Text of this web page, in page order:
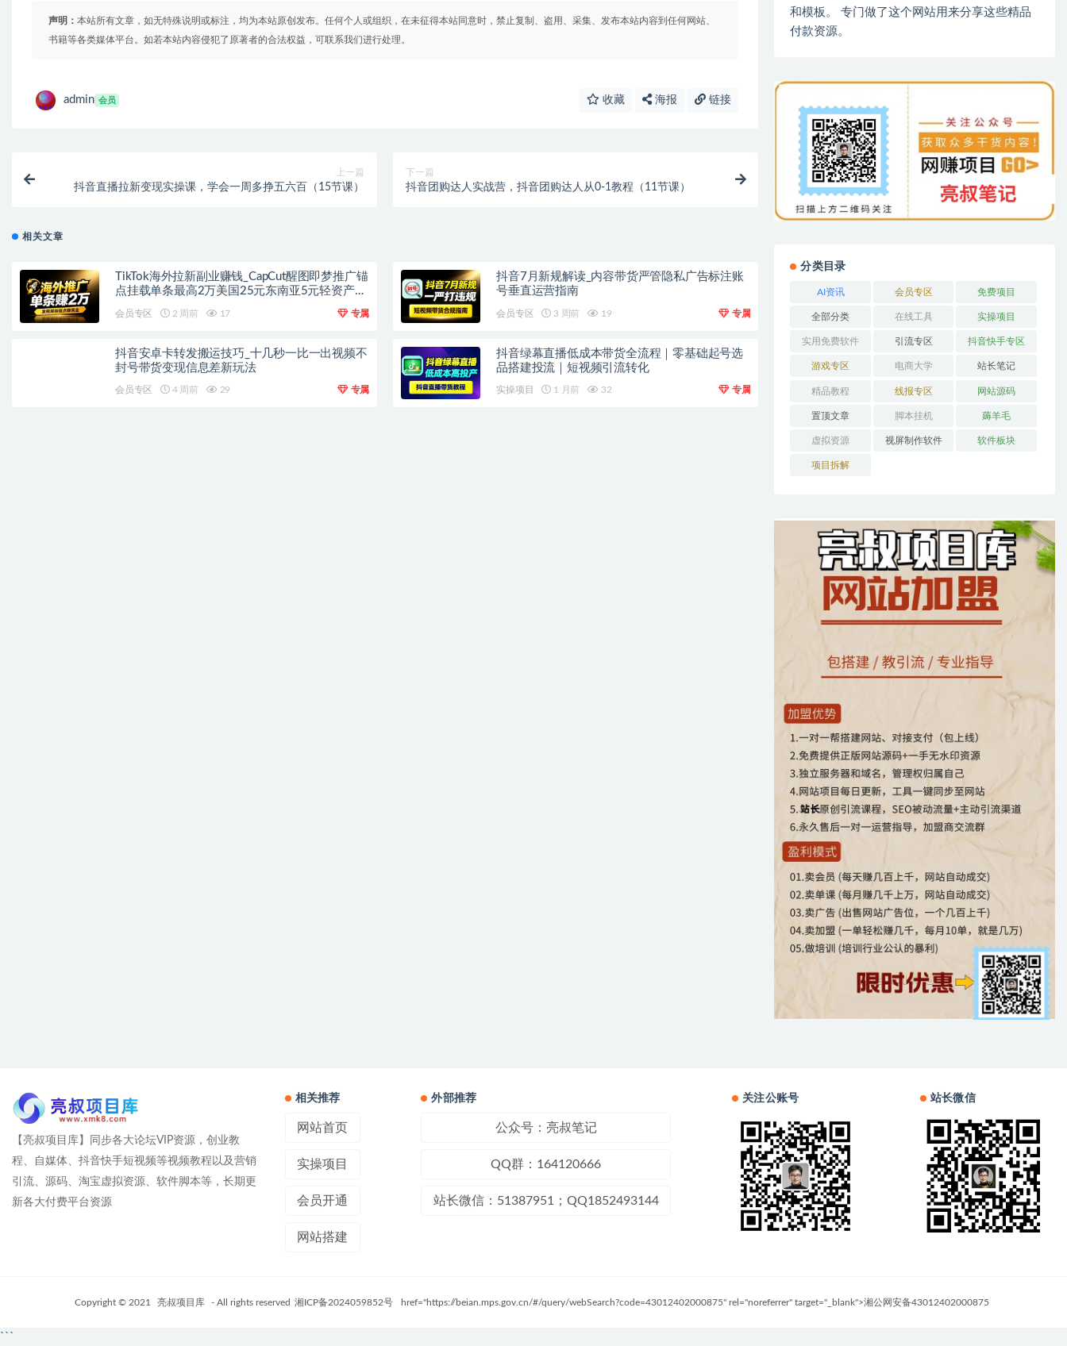
声明： 本站所有文章，如无特殊说明或标注，均为本站原创发布。任何个人或组织，在未征得本站同意时，禁止复制、盗用、采集、发布本站内容到任何网站、
书籍等各类媒体平台。如若本站内容侵犯了原著者的合法权益，可联系我们进行处理。
admin 会员 收藏 海报 链接
上一篇
抖音直播拉新变现实操课，学会一周多挣五六百（15节课）
下一篇
抖音团购达人实战营，抖音团购达人从0-1教程（11节课）
相关文章
TikTok海外拉新副业赚钱_CapCut醒图即梦推广锚
点挂载单条最高2万美国25元东南亚5元轻资产上
会员专区 2 周前 17 专属
抖音7月新规解读_内容带货严管隐私广告标注账
号垂直运营指南
会员专区 3 周前 19 专属
抖音安卓卡转发搬运技巧_十几秒一比一出视频不
封号带货变现信息差新玩法
会员专区 4 周前 29 专属
抖音绿幕直播低成本带货全流程｜零基础起号选
品搭建投流｜短视频引流转化
实操项目 1 月前 32 专属
和模板。 专门做了这个网站用来分享这些精品
付款资源。
分类目录
AI资讯 会员专区 免费项目
全部分类 在线工具 实操项目
实用免费软件 引流专区 抖音快手专区
游戏专区 电商大学 站长笔记
精品教程 线报专区 网站源码
置顶文章 脚本挂机 薅羊毛
虚拟资源 视屏制作软件 软件板块
项目拆解
【亮叔项目库】同步各大论坛VIP资源，创业教
程、自媒体、抖音快手短视频等视频教程以及营销
引流、源码、淘宝虚拟资源、软件脚本等，长期更
新各大付费平台资源
相关推荐
网站首页
实操项目
会员开通
网站搭建
外部推荐
公众号：亮叔笔记
QQ群：164120666
站长微信：51387951；QQ1852493144
关注公账号 站长微信
Copyright © 2021 亮叔项目库 - All rights reserved 湘ICP备2024059852号 href="https://beian.mps.gov.cn/#/query/webSearch?code=43012402000875" rel="noreferrer" target="_blank">湘公网安备43012402000875
```